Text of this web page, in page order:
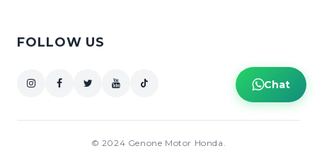
FOLLOW US
© 2024 Genone Motor Honda.
Chat